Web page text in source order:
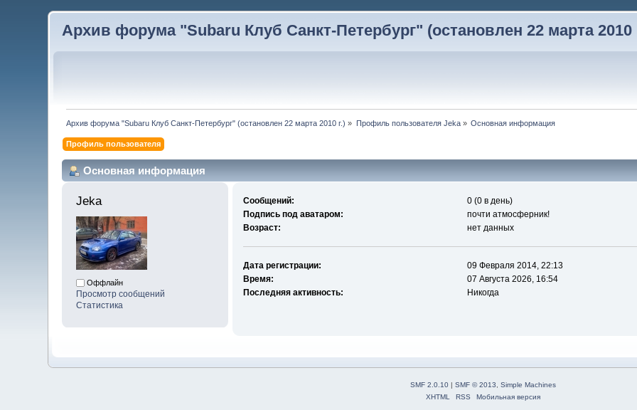
Архив форума "Subaru Клуб Санкт-Петербург" (остановлен 22 марта 2010
Архив форума "Subaru Клуб Санкт-Петербург" (остановлен 22 марта 2010 г.) » Профиль пользователя Jeka» Основная информация
Профиль пользователя
Основная информация
Jeka
Оффлайн
Просмотр сообщений
Статистика
Сообщений:
0 (0 в день)
Подпись под аватаром:
почти атмосферник!
Возраст:
нет данных
Дата регистрации:
09 Февраля 2014, 22:13
Время:
07 Августа 2026, 16:54
Последняя активность:
Никогда
SMF 2.0.10 | SMF © 2013
Simple Machines
XHTML
RSS Мобильная версия